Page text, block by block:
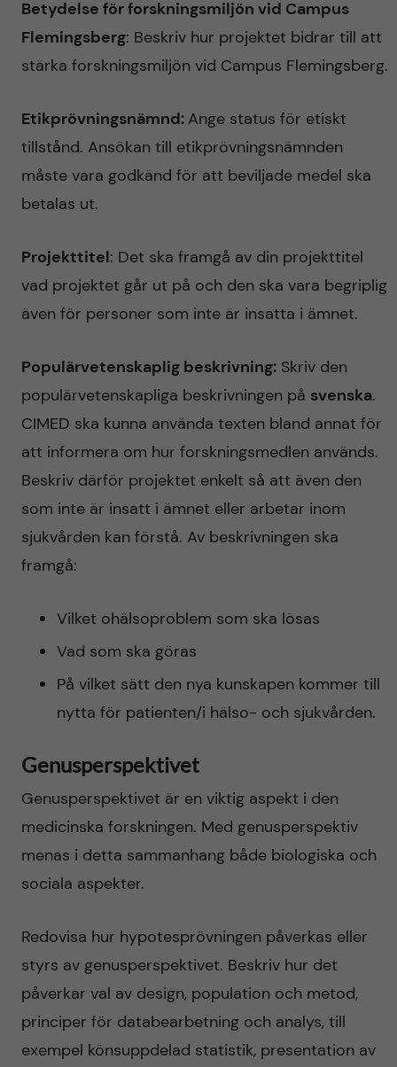
Betydelse för forskningsmiljön vid Campus
Flemingsberg: Beskriv hur projektet bidrar till att
stärka forskningsmiljön vid Campus Flemingsberg.
Etikprövningsnämnd:Ange status för etiskt
tillstånd. Ansökan till etikprövningsnämnden
måste vara godkänd för att beviljade medel ska
betalas ut.
Projekttitel: Det ska framgå av din projekttitel
vad projektet går ut på och den ska vara begriplig
även för personer som inte är insatta i ämnet.
Populärvetenskaplig beskrivning:Skriv den
populärvetenskapliga beskrivningen på svenska.
CIMED ska kunna använda texten bland annat för
att informera om hur forskningsmedlen används.
Beskriv därför projektet enkelt så att även den
som inte är insatt i ämnet eller arbetar inom
sjukvården kan förstå. Av beskrivningen ska
framgå:
Vilket ohälsoproblem som ska lösas
Vad som ska göras
På vilket sätt den nya kunskapen kommer till
nytta för patienten/i hälso- och sjukvården.
Genusperspektivet
Genusperspektivet är en viktig aspekt i den
medicinska forskningen. Med genusperspektiv
menas i detta sammanhang både biologiska och
sociala aspekter.
Redovisa hur hypotesprövningen påverkas eller
styrs av genusperspektivet. Beskriv hur det
påverkar val av design, population och metod,
principer för databearbetning och analys, till
exempel könsuppdelad statistik, presentation av